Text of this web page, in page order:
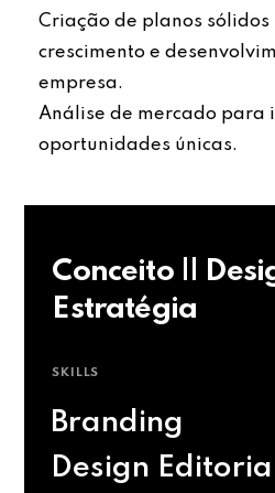
Criação de planos
crescimento e
empresa.
Análise de mercado para
oportunidades únicas.
Conceito ||
Estratégia
SKILLS
Branding
Design Editorial